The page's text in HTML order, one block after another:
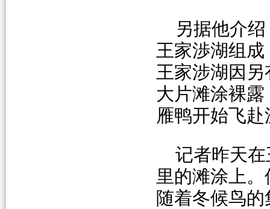
另据他介
王家渉湖组
王家涉湖因
大片滩涂裸
雁鸭开始飞
记者昨天
里的滩涂上
随着冬候鸟